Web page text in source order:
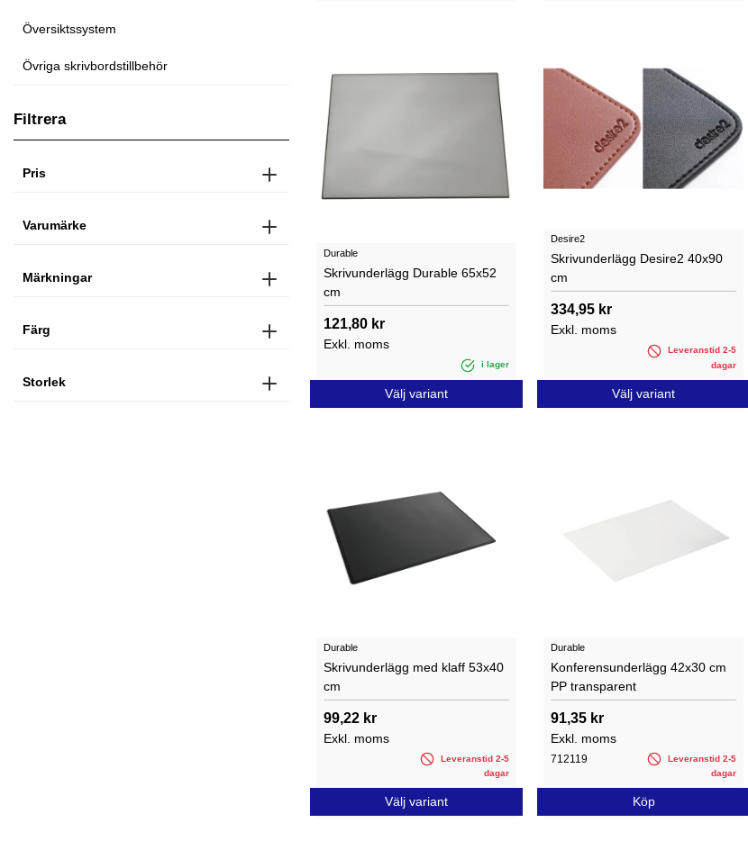
Översiktssystem
Övriga skrivbordstillbehör
Filtrera
Pris
Varumärke
Märkningar
Färg
Storlek
Durable
Skrivunderlägg Durable 65x52
cm
121,80 kr
Exkl. moms
i lager
Välj variant
Desire2
Skrivunderlägg Desire2 40x90
cm
334,95 kr
Exkl. moms
Leveranstid 2-5
dagar
Välj variant
Durable
Skrivunderlägg med klaff 53x40
cm
99,22 kr
Exkl. moms
Leveranstid 2-5
dagar
Välj variant
Durable
Konferensunderlägg 42x30 cm
PP transparent
91,35 kr
Exkl. moms
712119
Leveranstid 2-5
dagar
Köp